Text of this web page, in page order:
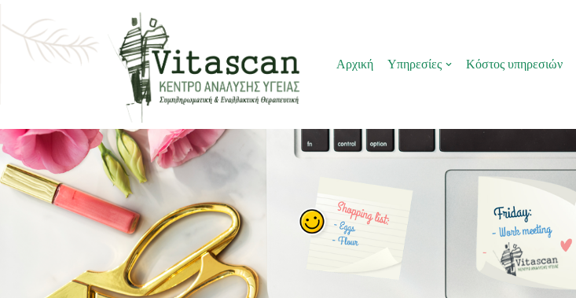
Μεταπηδήστε
Αρχική Υπηρεσίες Κόστος υπηρεσιών